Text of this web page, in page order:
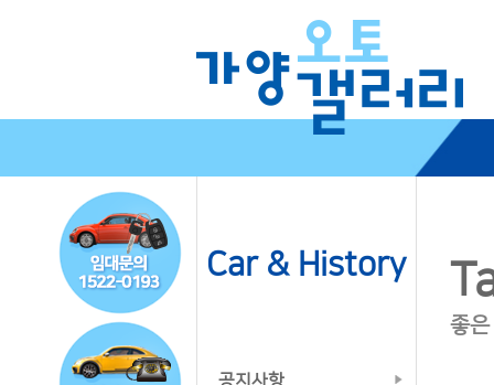
Car & History
공지사항
좋